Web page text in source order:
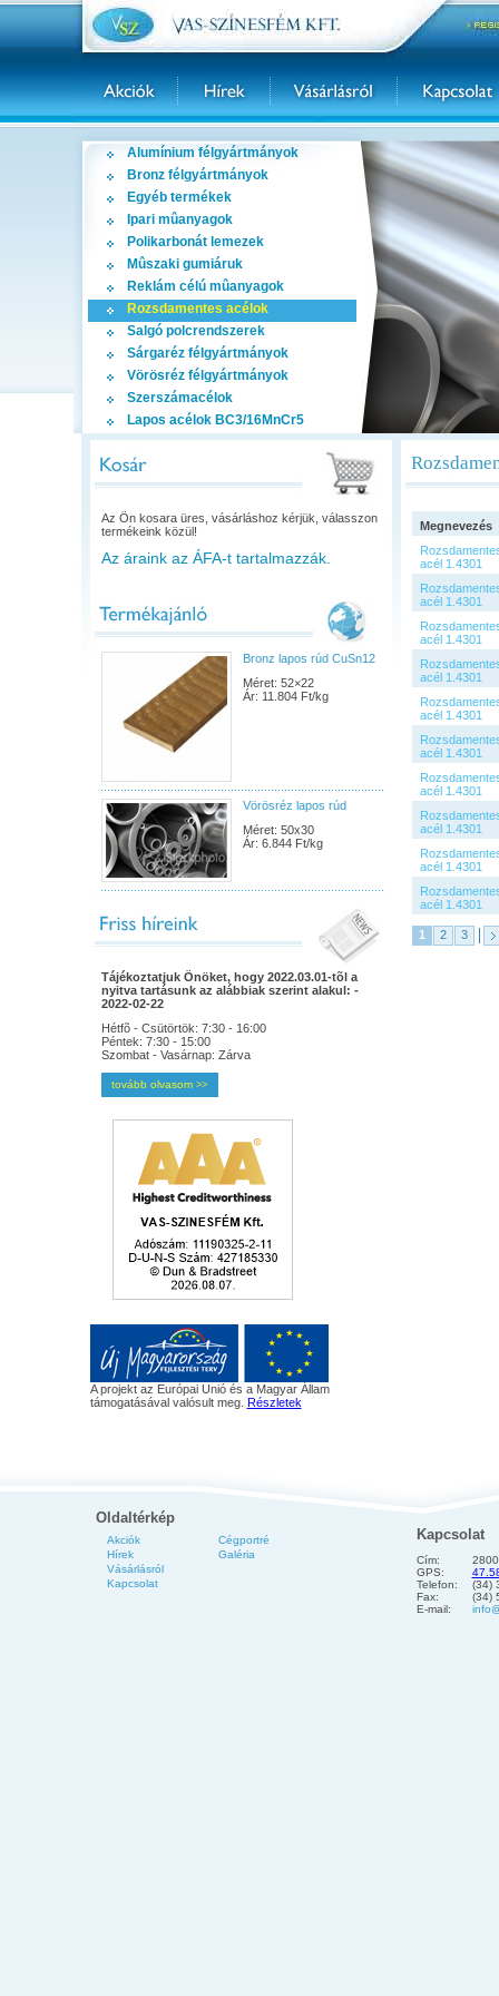
Alumínium félgyártmányok
Bronz félgyártmányok
Egyéb termékek
Ipari mûanyagok
Polikarbonát lemezek
Mûszaki gumiáruk
Reklám célú mûanyagok
Rozsdamentes acélok
Salgó polcrendszerek
Sárgaréz félgyártmányok
Vörösréz félgyártmányok
Szerszámacélok
Lapos acélok BC3/16MnCr5
Az Ön kosara üres, vásárláshoz kérjük, válasszon
termékeink közül!
Az áraink az ÁFA-t tartalmazzák.
Bronz lapos rúd CuSn12
Méret: 52×22
Ár: 11.804 Ft/kg
Vörösréz lapos rúd
Méret: 50x30
Ár: 6.844 Ft/kg
Tájékoztatjuk Önöket, hogy 2022.03.01-tõl a
nyitva tartásunk az alábbiak szerint alakul: -
2022-02-22
Hétfõ - Csütörtök: 7:30 - 16:00
Péntek: 7:30 - 15:00
Szombat - Vasárnap: Zárva
tovább olvasom >>
A projekt az Európai Unió és a Magyar Állam
támogatásával valósult meg. Részletek
Megnevezés
acél 1.4301
acél 1.4301
acél 1.4301
acél 1.4301
acél 1.4301
acél 1.4301
acél 1.4301
acél 1.4301
acél 1.4301
acél 1.4301
1 2 3
Oldaltérkép
Akciók
Hírek
Vásárlásról
Kapcsolat
Cégportré
Galéria
Kapcsolat
Cím:
GPS:
Telefon:
(34)
Fax:
(34)
E-mail: